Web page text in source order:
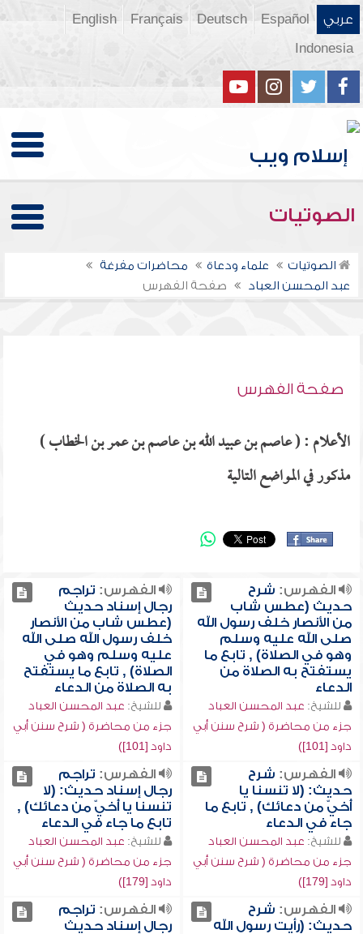
عربي Español
Deutsch
Français
English
Indonesia
الصوتيات
الصوتيات علماء ودعاة
محاضرات مفرغة
عبد المحسن العباد
صفحة الفهرس
صفحة الفهرس
الأعلام : ( عاصم بن عبيد الله بن عاصم بن عمر بن الخطاب )
مذكور في المواضع التالية
الفهرس: شرح
حديث (عطس شاب
من الأنصار خلف رسول الله
صلى الله عليه وسلم
وهو في الصلاة) , تابع ما
يستفتح به الصلاة من
الدعاء
للشيخ: عبد المحسن العباد
جزء من محاضرة ( شرح سنن أبي
داود [101])
الفهرس: تراجم
رجال إسناد حديث
(عطس شاب من الأنصار
خلف رسول الله صلى الله
عليه وسلم وهو في
الصلاة) , تابع ما يستفتح
به الصلاة من الدعاء
للشيخ: عبد المحسن العباد
جزء من محاضرة ( شرح سنن أبي
داود [101])
الفهرس: شرح
حديث: (لا تنسنا يا
أُخيّ من دعائك) , تابع ما
جاء في الدعاء
للشيخ: عبد المحسن العباد
جزء من محاضرة ( شرح سنن أبي
داود [179])
الفهرس: تراجم
رجال إسناد حديث: (لا
تنسنا يا أُخيّ من دعائك) ,
تابع ما جاء في الدعاء
للشيخ: عبد المحسن العباد
جزء من محاضرة ( شرح سنن أبي
داود [179])
الفهرس: شرح
حديث: (رأيت رسول الله
الفهرس: تراجم
رجال إسناد حديث